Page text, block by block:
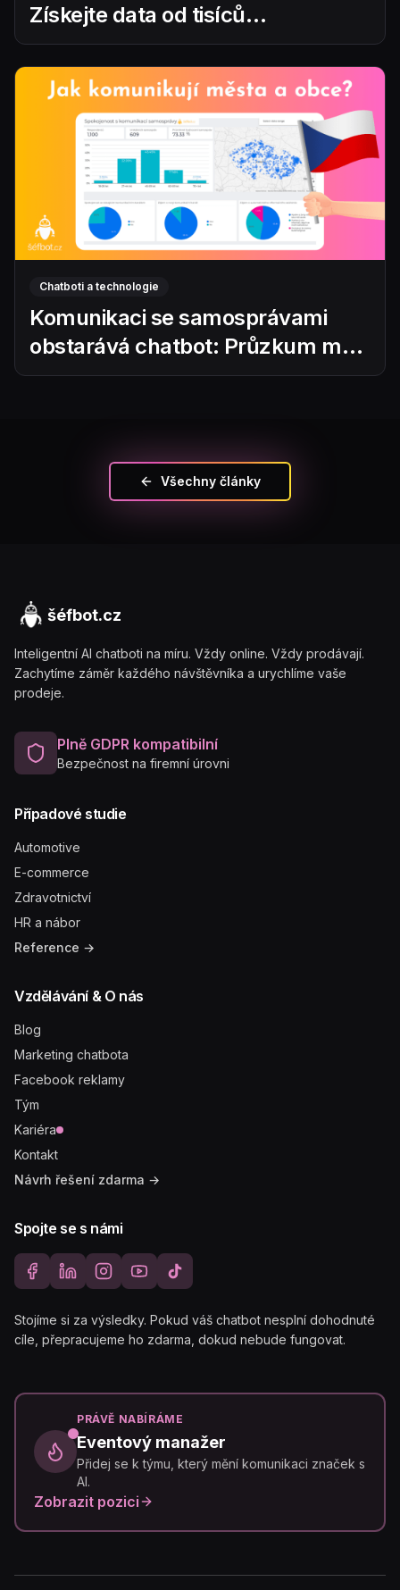
Získejte data od tisíců
respondentů
Chatboti a technologie
Komunikaci se samosprávami
obstarává chatbot: Průzkum mezi
1 100 občany
Všechny články
šéfbot.cz
Inteligentní AI chatboti na míru. Vždy online. Vždy prodávají.
Zachytíme záměr každého návštěvníka a urychlíme vaše
prodeje.
Plně GDPR kompatibilní
Bezpečnost na firemní úrovni
Případové studie
Automotive
E-commerce
Zdravotnictví
HR a nábor
Reference →
Vzdělávání & O nás
Blog
Marketing chatbota
Facebook reklamy
Tým
Kariéra
Kontakt
Návrh řešení zdarma →
Spojte se s námi
Stojíme si za výsledky. Pokud váš chatbot nesplní dohodnuté
cíle, přepracujeme ho zdarma, dokud nebude fungovat.
PRÁVĚ NABÍRÁME
Eventový manažer
Přidej se k týmu, který mění komunikaci značek s
AI.
Zobrazit pozici